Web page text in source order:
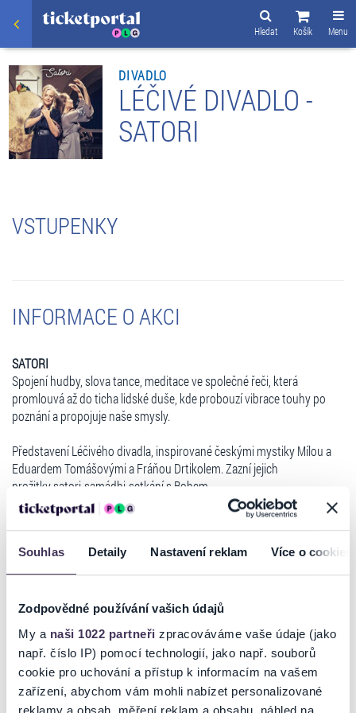
Souhlas Detaily Nastavení reklam Více o cookies
Zodpovědné používání vašich údajů
My a naši 1022 partneři zpracováváme vaše údaje (jako
např. číslo IP) pomocí technologií, jako např. souborů
cookie pro uchování a přístup k informacím na vašem
zařízení, abychom vám mohli nabízet personalizované
reklamy a obsah, měření reklam a obsahu, náhled na
Menu
Košík
Hledat
DIVADLO
LÉČIVÉ DIVADLO -
SATORI
VSTUPENKY
INFORMACE O AKCI
SATORI
Spojení hudby, slova tance, meditace ve společné řeči, která
promlouvá až do ticha lidské duše, kde probouzí vibrace touhy po
poznání a propojuje naše smysly.
Představení Léčivého divadla, inspirované českými mystiky Mílou a
Eduardem Tomášovými a Fráňou Drtikolem. Zazní jejich
prožitkysatori-samádhi-setkání s Bohem.
Představení
sestává ze čtyř částí: Stvoření-Mládí-Zralost-
1. část Stvoření
velkolepé hudbě vesmíru.
2. část Mládí
Prožitky samádhi vyjádřené poselstvím mystičky Míly Tomášové ve
verších i ve vzpomínkách malé dívky. Dospívání dívky v ženu,
vyjádřené tancem, zpěvem a verši, kdy se malá dívenka potkává se
Ticketportal je zárukou pravosti vstupenek
Na stránkách společnosti Ticketportal si vždy zakoupíte
originální vstupenky.